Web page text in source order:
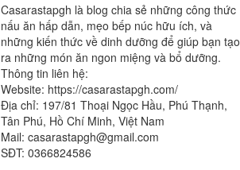
Casarastapgh là blog chia sẻ những công thức
nấu ăn hấp dẫn, mẹo bếp núc hữu ích, và
những kiến thức về dinh dưỡng để giúp bạn tạo
ra những món ăn ngon miệng và bổ dưỡng.
Thông tin liên hệ:
Website: https://casarastapgh.com/
Địa chỉ: 197/81 Thoại Ngọc Hầu, Phú Thạnh,
Tân Phú, Hồ Chí Minh, Việt Nam
Mail: casarastapgh@gmail.com
SĐT: 0366824586